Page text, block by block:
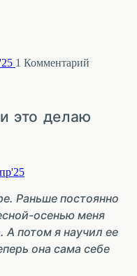
1 Комментарий
это делаю
Раньше постоянно
осенью меня
А потом я научил ее
она сама себе